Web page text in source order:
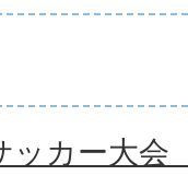
ッカー大会